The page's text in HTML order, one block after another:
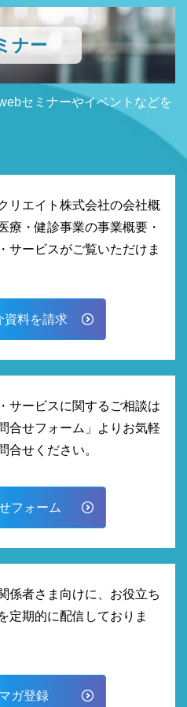
ナー
セミナーやイベントなどを
リエイト株式会社の会社概
療・健診事業の事業概要・
サービスがご覧いただけま
資料を請求
サービスに関するご相談は
問合せフォーム」よりお気軽
合せください。
フォーム
係者さま向けに、お役立ち
定期的に配信しておりま
ガ登録